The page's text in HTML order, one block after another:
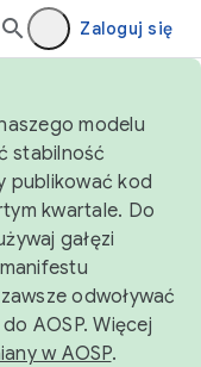
Zaloguj się
modelu
stabilność
publikować kod
kwartale. Do
gałęzi
odwoływać
AOSP. Więcej
w AOSP.